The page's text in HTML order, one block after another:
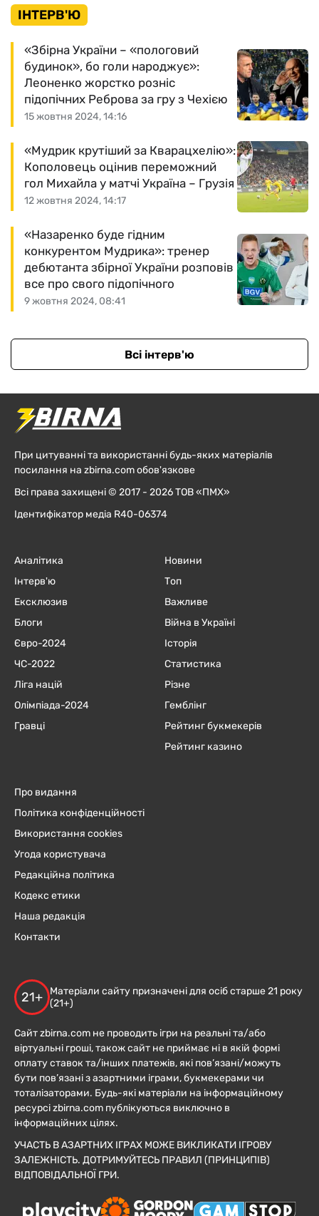
ІНТЕРВ'Ю
15 жовтня 2024, 14:16
«Збірна України – «пологовий
будинок», бо голи народжує»:
Леоненко жорстко розніс
підопічних Реброва за гру з Чехією
12 жовтня 2024, 14:17
«Мудрик крутіший за Кварацхелію»:
Кополовець оцінив переможний
гол Михайла у матчі Україна – Грузія
9 жовтня 2024, 08:41
«Назаренко буде гідним
конкурентом Мудрика»: тренер
дебютанта збірної України розповів
все про свого підопічного
Всі інтерв'ю
При цитуванні та використанні будь-яких матеріалів
посилання на zbirna.com обов'язкове
Всі права захищені © 2017 - 2026 ТОВ «ПМХ»
Ідентифікатор медіа R40-06374
Аналітика
Інтерв'ю
Ексклюзив
Блоги
Євро-2024
ЧC-2022
Ліга націй
Олімпіада-2024
Гравці
Новини
Топ
Важливе
Війна в Україні
Історія
Статистика
Різне
Гемблінг
Рейтинг букмекерів
Рейтинг казино
Про видання
Політика конфіденційності
Використання cookies
Угода користувача
Редакційна політика
Кодекс етики
Наша редакція
Контакти
21+
Матеріали сайту призначені для осіб старше 21 року
(21+)
Сайт zbirna.com не проводить ігри на реальні та/або
віртуальні гроші, також сайт не приймає ні в якій формі
оплату ставок та/інших платежів, які пов’язані/можуть
бути пов’язані з азартними іграми, букмекерами чи
тоталізаторами. Будь-які матеріали на інформаційному
ресурсі zbirna.com публікуються виключно в
інформаційних цілях.
УЧАСТЬ В АЗАРТНИХ ІГРАХ МОЖЕ ВИКЛИКАТИ ІГРОВУ
ЗАЛЕЖНІСТЬ. ДОТРИМУЙТЕСЬ ПРАВИЛ (ПРИНЦИПІВ)
ВІДПОВІДАЛЬНОЇ ГРИ.